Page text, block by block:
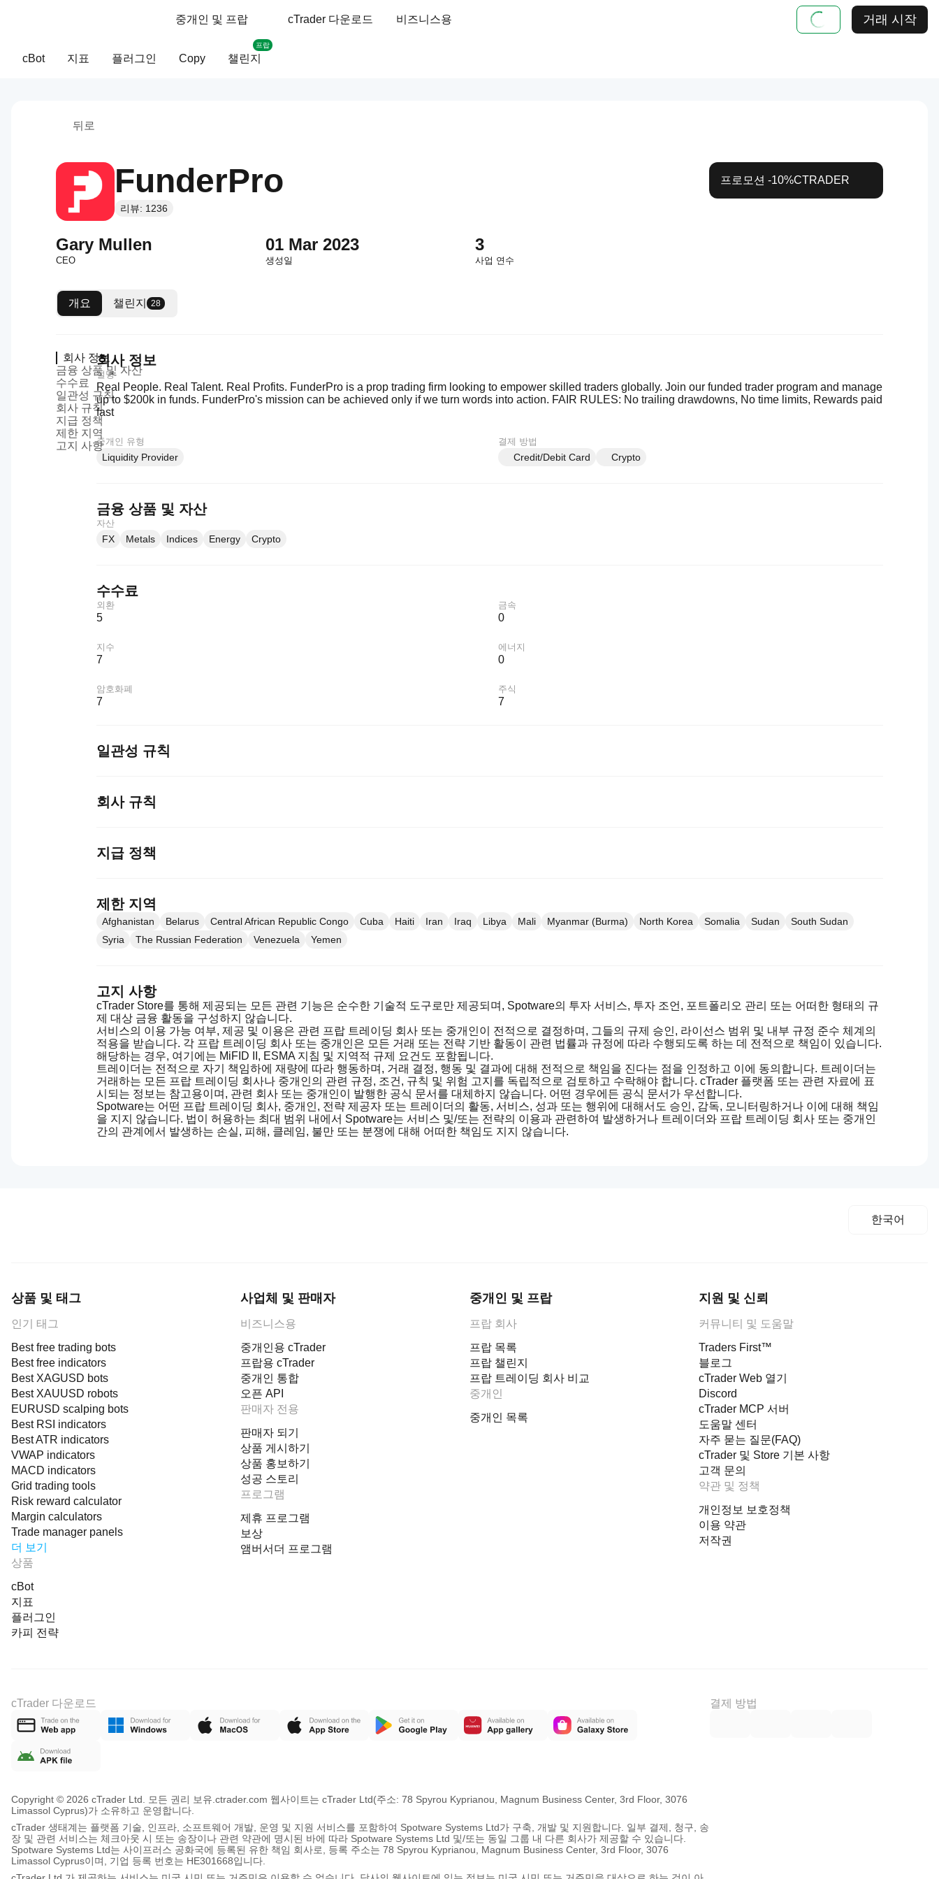
중개인 및 프랍 cTrader 다운로드 비즈니스용 거래 시작
cBot 지표 플러그인 Copy 챌린지
프랍
뒤로
FunderPro
리뷰: 1236
프로모션 -10%CTRADER
Gary Mullen
CEO
01 Mar 2023
생성일
3
사업 연수
개요 챌린지 28
회사 정보
금융 상품 및 자산
수수료
일관성 규칙
회사 규칙
지급 정책
제한 지역
고지 사항
회사 정보
설명
Real People. Real Talent. Real Profits. FunderPro is a prop trading firm looking to empower skilled traders globally. Join our funded trader program and manage
up to $200k in funds. FunderPro's mission can be achieved only if we turn words into action. FAIR RULES: No trailing drawdowns, No time limits, Rewards paid
fast
중개인 유형
Liquidity Provider
결제 방법
Credit/Debit Card Crypto
금융 상품 및 자산
자산
FX Metals Indices Energy Crypto
수수료
외환
5
금속
0
지수
7
에너지
0
암호화폐
7
주식
7
일관성 규칙
회사 규칙
지급 정책
제한 지역
Afghanistan Belarus Central African Republic Congo Cuba Haiti Iran Iraq Libya Mali Myanmar (Burma) North Korea Somalia Sudan
South Sudan
Syria
The Russian Federation Venezuela Yemen
고지 사항
cTrader Store를 통해 제공되는 모든 관련 기능은 순수한 기술적 도구로만 제공되며, Spotware의 투자 서비스, 투자 조언, 포트폴리오 관리 또는 어떠한 형태의 규
제 대상 금융 활동을 구성하지 않습니다.
서비스의 이용 가능 여부, 제공 및 이용은 관련 프랍 트레이딩 회사 또는 중개인이 전적으로 결정하며, 그들의 규제 승인, 라이선스 범위 및 내부 규정 준수 체계의
적용을 받습니다. 각 프랍 트레이딩 회사 또는 중개인은 모든 거래 또는 전략 기반 활동이 관련 법률과 규정에 따라 수행되도록 하는 데 전적으로 책임이 있습니다.
해당하는 경우, 여기에는 MiFID II, ESMA 지침 및 지역적 규제 요건도 포함됩니다.
트레이더는 전적으로 자기 책임하에 재량에 따라 행동하며, 거래 결정, 행동 및 결과에 대해 전적으로 책임을 진다는 점을 인정하고 이에 동의합니다. 트레이더는
거래하는 모든 프랍 트레이딩 회사나 중개인의 관련 규정, 조건, 규칙 및 위험 고지를 독립적으로 검토하고 수락해야 합니다. cTrader 플랫폼 또는 관련 자료에 표
시되는 정보는 참고용이며, 관련 회사 또는 중개인이 발행한 공식 문서를 대체하지 않습니다. 어떤 경우에든 공식 문서가 우선합니다.
Spotware는 어떤 프랍 트레이딩 회사, 중개인, 전략 제공자 또는 트레이더의 활동, 서비스, 성과 또는 행위에 대해서도 승인, 감독, 모니터링하거나 이에 대해 책임
을 지지 않습니다. 법이 허용하는 최대 범위 내에서 Spotware는 서비스 및/또는 전략의 이용과 관련하여 발생하거나 트레이더와 프랍 트레이딩 회사 또는 중개인
간의 관계에서 발생하는 손실, 피해, 클레임, 불만 또는 분쟁에 대해 어떠한 책임도 지지 않습니다.
한국어
상품 및 태그
인기 태그
Best free trading bots
Best free indicators
Best XAGUSD bots
Best XAUUSD robots
EURUSD scalping bots
Best RSI indicators
Best ATR indicators
VWAP indicators
MACD indicators
Grid trading tools
Risk reward calculator
Margin calculators
Trade manager panels
더 보기
상품
cBot
지표
플러그인
카피 전략
사업체 및 판매자
비즈니스용
중개인용 cTrader
프랍용 cTrader
중개인 통합
오픈 API
판매자 전용
판매자 되기
상품 게시하기
상품 홍보하기
성공 스토리
프로그램
제휴 프로그램
보상
앰버서더 프로그램
중개인 및 프랍
프랍 회사
프랍 목록
프랍 챌린지
프랍 트레이딩 회사 비교
중개인
중개인 목록
지원 및 신뢰
커뮤니티 및 도움말
Traders First™
블로그
cTrader Web 열기
Discord
cTrader MCP 서버
도움말 센터
자주 묻는 질문(FAQ)
cTrader 및 Store 기본 사항
고객 문의
약관 및 정책
개인정보 보호정책
이용 약관
저작권
cTrader 다운로드 결제 방법
Copyright © 2026 cTrader Ltd. 모든 권리 보유. ctrader.com 웹사이트는 cTrader Ltd(주소: 78 Spyrou Kyprianou, Magnum Business Center, 3rd Floor, 3076
Limassol Cyprus)가 소유하고 운영합니다.
cTrader 생태계는 플랫폼 기술, 인프라, 소프트웨어 개발, 운영 및 지원 서비스를 포함하여 Spotware Systems Ltd가 구축, 개발 및 지원합니다. 일부 결제, 청구, 송
장 및 관련 서비스는 체크아웃 시 또는 송장이나 관련 약관에 명시된 바에 따라 Spotware Systems Ltd 및/또는 동일 그룹 내 다른 회사가 제공할 수 있습니다.
Spotware Systems Ltd는 사이프러스 공화국에 등록된 유한 책임 회사로, 등록 주소는 78 Spyrou Kyprianou, Magnum Business Center, 3rd Floor, 3076
Limassol Cyprus이며, 기업 등록 번호는 HE301668입니다.